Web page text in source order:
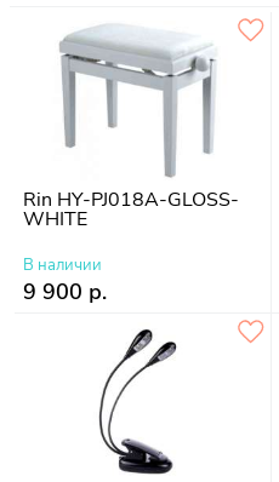
Rin HY-PJ018A-GLOSS-
WHITE
В наличии
9 900 р.